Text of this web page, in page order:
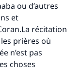
ou d’autres
et
récitation
prières où
n’est pas
choses